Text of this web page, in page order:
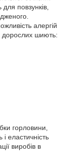
повзунків,
алергій
дорослих шиють:
горловини,
еластичність
виробів в